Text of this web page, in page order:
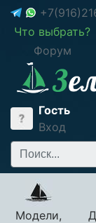
Что выбрать?
Форум
Гость
Вход
Модели,